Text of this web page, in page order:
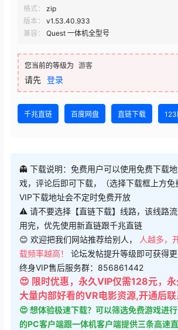
格式：
zip
版本：
v1.53.40.933
兼容：
Quest 一体机全型号
您当前的等级为 游客
请先 登录
千兆直链 百度网盘 直链下载 123
👻 下载说明：免费用户可以使用免费下载
戏，评论后即可下载，（选择下载框上方免
VIP下载地址会不定时免费开放
⚠ 请不要选择【直链下载】线路，该线路
用完，优先使用新直链跟千兆直链
😊 欢迎把我们网站推荐给别人，
人越多，
载频率越高！ 论坛发帖提升等级即可获得更
终身VIP售后服务群：856861442
😍 限时优惠，永久VIP仅需128元，
大量内部好看的VR电影资源,开通后联
😍 想体验极速下载？可以筛选免费游戏进
的PC客户端跟一体机客户端提供三条高速